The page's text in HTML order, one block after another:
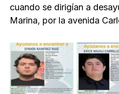
cuando se dirigían a
Marina, por la avenida